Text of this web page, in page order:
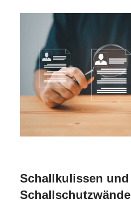
Schallkulissen und
Schallschutzwände